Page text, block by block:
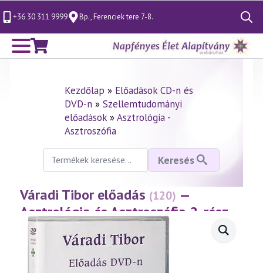
+36 30 311 9999 Bp., Ferenciek tere 7-8.
Search
for:
Kezdőlap » Előadások CD-n és
DVD-n» Szellemtudományi
előadások»Asztrológia -
Asztroszófia
Keresés
következőre:
Keresés
Váradi Tibor előadás (120) —
Asztrológia és Asztroszófia 2. rész
(1999.11.21.)